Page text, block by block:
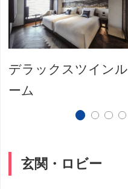
デラックスツインル
ーム
玄関・ロビー